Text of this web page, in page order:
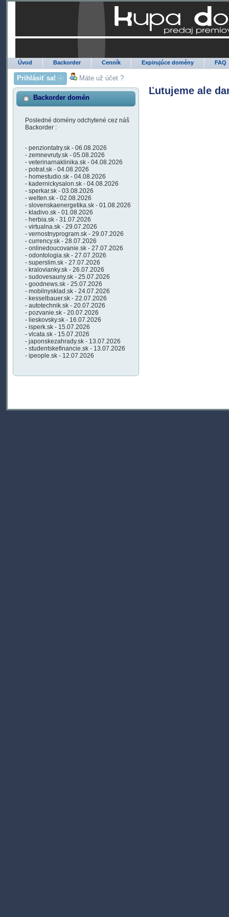
Úvod Backorder Cenník Expirujúce domény FAQ
Prihlásiť sa! Máte už účet ?
Backorder domén
Posledné domény odchytené cez náš
Backorder :
- penziontatry.sk - 06.08.2026
- zemnevruty.sk - 05.08.2026
- veterinarnaklinika.sk - 04.08.2026
- potrat.sk - 04.08.2026
- homestudio.sk - 04.08.2026
- kadernickysalon.sk - 04.08.2026
- sperkar.sk - 03.08.2026
- welten.sk - 02.08.2026
- slovenskaenergetika.sk - 01.08.2026
- kladivo.sk - 01.08.2026
- herbia.sk - 31.07.2026
- virtualna.sk - 29.07.2026
- vernostnyprogram.sk - 29.07.2026
- currency.sk - 28.07.2026
- onlinedoucovanie.sk - 27.07.2026
- odontologia.sk - 27.07.2026
- superslim.sk - 27.07.2026
- kralovianky.sk - 26.07.2026
- sudovesauny.sk - 25.07.2026
- goodnews.sk - 25.07.2026
- mobilnysklad.sk - 24.07.2026
- kesselbauer.sk - 22.07.2026
- autotechnik.sk - 20.07.2026
- pozvanie.sk - 20.07.2026
- lieskovsky.sk - 16.07.2026
- isperk.sk - 15.07.2026
- vlcata.sk - 15.07.2026
- japonskezahrady.sk - 13.07.2026
- studentskefinancie.sk - 13.07.2026
- ipeople.sk - 12.07.2026
Ľutujeme ale